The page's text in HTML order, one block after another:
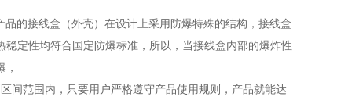
的接线盒（外壳）在设计上采用防爆特殊的结构，接线盒
定性均符合国定防爆标准，所以，当接线盒内部的爆炸性
间范围内，只要用户严格遵守产品使用规则，产品就能达